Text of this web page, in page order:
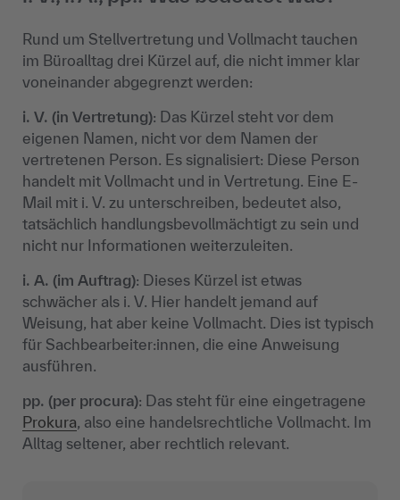
Rund um Stellvertretung und Vollmacht tauchen
im Büroalltag drei Kürzel auf, die nicht immer klar
voneinander abgegrenzt werden:
i. V. (in Vertretung): Das Kürzel steht vor dem
eigenen Namen, nicht vor dem Namen der
vertretenen Person. Es signalisiert: Diese Person
handelt mit Vollmacht und in Vertretung. Eine E-
Mail mit i. V. zu unterschreiben, bedeutet also,
tatsächlich handlungsbevollmächtigt zu sein und
nicht nur Informationen weiterzuleiten.
i. A. (im Auftrag): Dieses Kürzel ist etwas
schwächer als i. V. Hier handelt jemand auf
Weisung, hat aber keine Vollmacht. Dies ist typisch
für Sachbearbeiter:innen, die eine Anweisung
ausführen.
pp. (per procura): Das steht für eine eingetragene
Prokura, also eine handelsrechtliche Vollmacht. Im
Alltag seltener, aber rechtlich relevant.